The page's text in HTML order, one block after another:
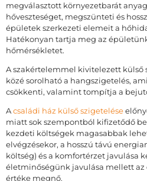
megválasztott környezetbarát
hőveszteséget, megszünteti és
épületek szerkezeti elemeit a
Hatékonyan tartja meg az
hőmérsékletet.
A szakértelemmel kivitelezett külső
közé sorolható a hangszigetelés,
csökkenti, valamint tompítja a
Acsaládi ház külső szigetelése
miatt sok szempontból kifizetődő
kezdeti költségek magasabbak
elvégzésekor, a hosszú távú
költség) és a komfortérzet javulása
életminőségünk javulása mellett az
értéke megnő.